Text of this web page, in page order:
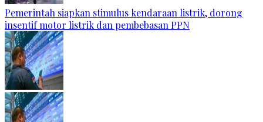
Pemerintah siapkan stimulus kendaraan listrik, dorong
insentif motor listrik dan pembebasan PPN